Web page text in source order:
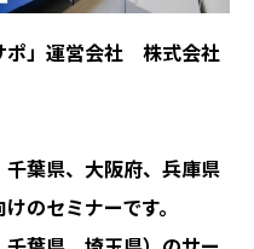
ポ」運営会社 株式会社
葉県、大阪府、兵庫県
のセミナーです。